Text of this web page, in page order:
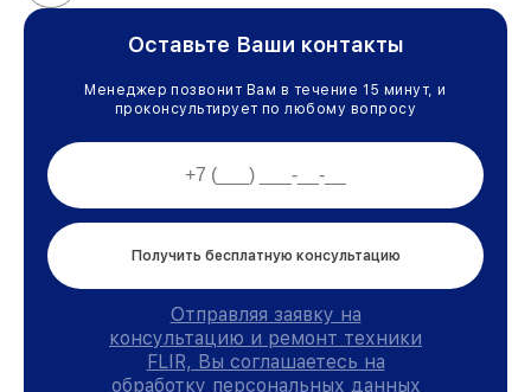
Оставьте Ваши контакты
Менеджер позвонит Вам в течение 15 минут, и
проконсультирует по любому вопросу
Получить бесплатную консультацию
Отправляя заявку на
консультацию и ремонт техники
FLIR, Вы соглашаетесь на
обработку персональных данных